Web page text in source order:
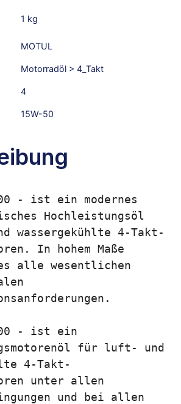
1 kg
MOTUL
Motorradöl > 4_Takt
4
15W-50
- ist ein modernes
Hochleistungsöl
wassergekühlte 4-Takt-
In hohem Maße
alle wesentlichen
- ist ein
für luft- und
4-Takt-
unter allen
und bei allen